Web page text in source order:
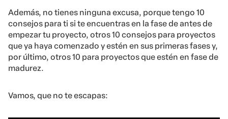
Además, no tienes ninguna excusa, porque tengo 10
consejos para ti si te encuentras en la fase de antes de
empezar tu proyecto, otros 10 consejos para proyectos
que ya haya comenzado y estén en sus primeras fases y,
por último, otros 10 para proyectos que estén en fase de
madurez.
Vamos, que no te escapas: